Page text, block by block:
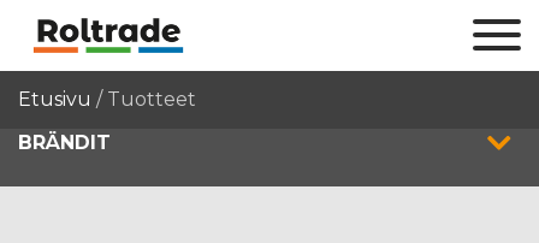
Etusivu / Tuotteet
BRÄNDIT